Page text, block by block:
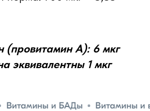
(провитамин А): 6 мкг
эквивалентны 1 мкг